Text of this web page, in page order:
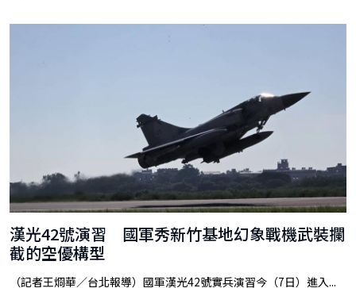
漢光42號演習 國軍秀新竹基地幻象戰機武裝攔
截的空優構型
（記者王烱華／台北報導）國軍漢光42號實兵演習今（7日）進入...